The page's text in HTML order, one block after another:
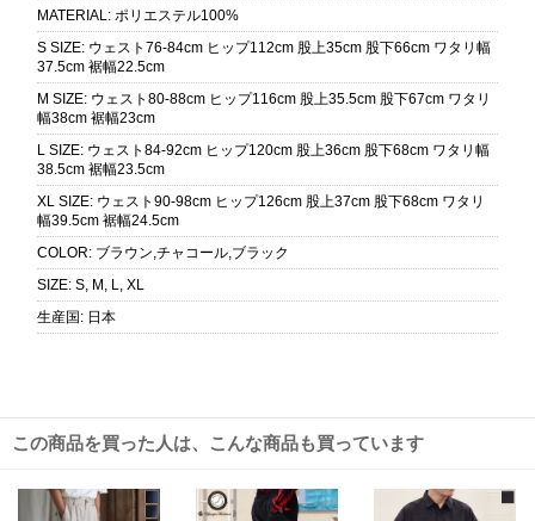
MATERIAL: ポリエステル100%
S SIZE: ウェスト76-84cm ヒップ112cm 股上35cm 股下66cm ワタリ幅
37.5cm 裾幅22.5cm
M SIZE: ウェスト80-88cm ヒップ116cm 股上35.5cm 股下67cm ワタリ
幅38cm 裾幅23cm
L SIZE: ウェスト84-92cm ヒップ120cm 股上36cm 股下68cm ワタリ幅
38.5cm 裾幅23.5cm
XL SIZE: ウェスト90-98cm ヒップ126cm 股上37cm 股下68cm ワタリ
幅39.5cm 裾幅24.5cm
COLOR: ブラウン,チャコール,ブラック
SIZE: S, M, L, XL
生産国 : 日本
この商品を買った人は、こんな商品も買っています